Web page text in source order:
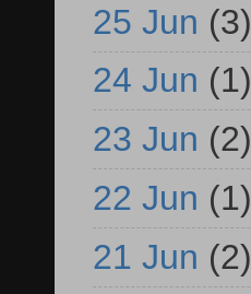
25 Jun (3)
24 Jun (1)
23 Jun (2)
22 Jun (1)
21 Jun (2)